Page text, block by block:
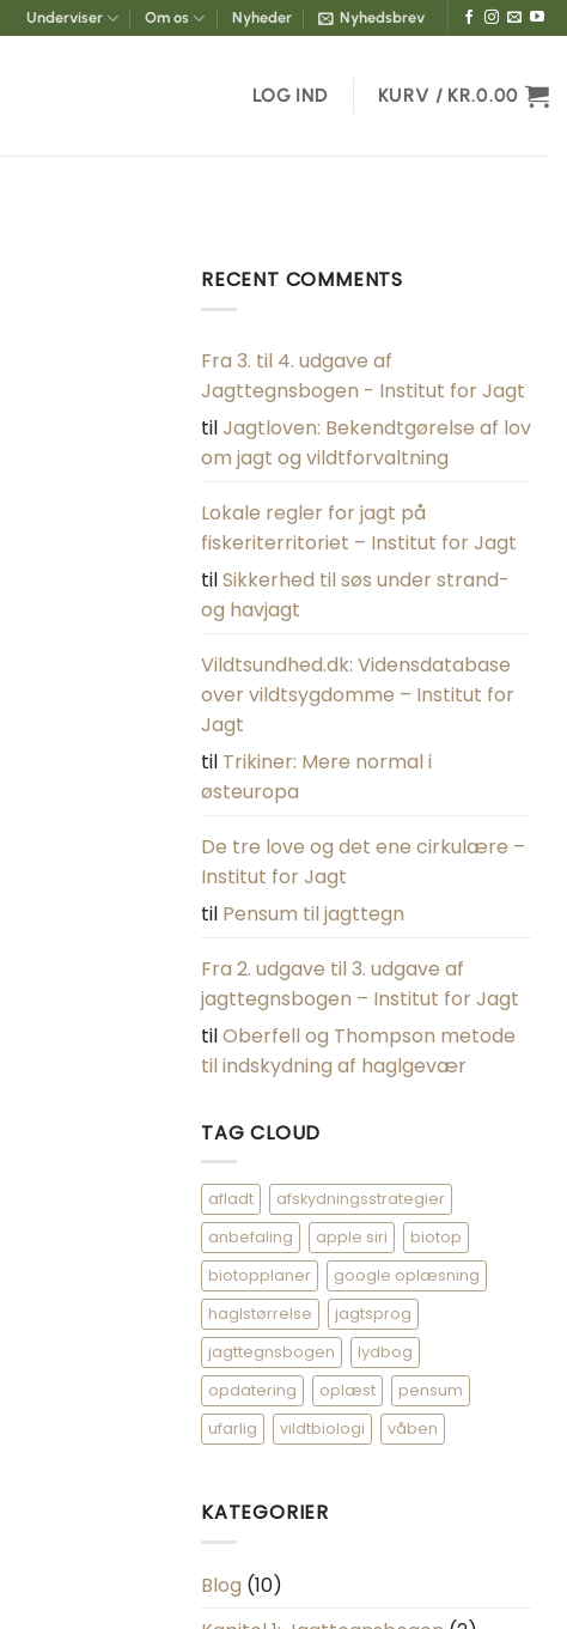
Underviser Om os Nyheder Nyhedsbrev
LOG IND KURV / KR.0.00
RECENT COMMENTS
Fra 3. til 4. udgave af
Jagttegnsbogen - Institut for Jagt
tilJagtloven: Bekendtgørelse af lov
om jagt og vildtforvaltning
Lokale regler for jagt på
fiskeriterritoriet – Institut for Jagt
tilSikkerhed til søs under strand-
og havjagt
Vildtsundhed.dk: Vidensdatabase
over vildtsygdomme – Institut for
Jagt
til Trikiner: Mere normal i
østeuropa
De tre love og det ene cirkulære –
Institut for Jagt
til Pensum til jagttegn
Fra 2. udgave til 3. udgave af
jagttegnsbogen – Institut for Jagt
tilOberfell og Thompson metode
til indskydning af haglgevær
TAG CLOUD
afladt
afskydningsstrategier
anbefaling
apple siri
biotop
biotopplaner
google oplæsning
haglstørrelse
jagtsprog
jagttegnsbogen
lydbog
opdatering
oplæst
pensum
ufarlig
vildtbiologi våben
KATEGORIER
Blog (10)